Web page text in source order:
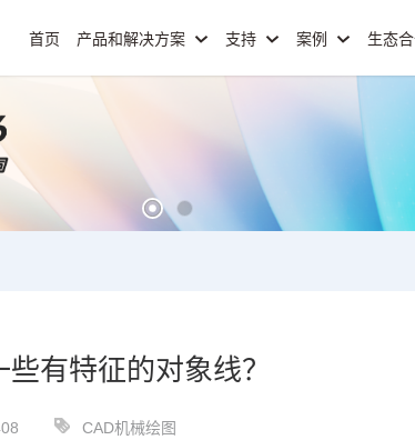
首页 产品和解决方案 支持 案例 生态
有特征的对象线？
CAD机械绘图